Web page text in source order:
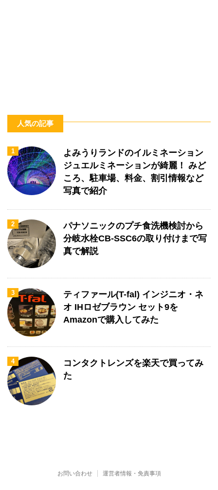
人気の記事
1
よみうりランドのイルミネーション
ジュエルミネーションが綺麗！ みど
ころ、駐車場、料金、割引情報など
写真で紹介
2
パナソニックのプチ食洗機検討から
分岐水栓CB-SSC6の取り付けまで写
真で解説
3
ティファール(T-fal) インジニオ・ネ
オ IHロゼブラウン セット9を
Amazonで購入してみた
4
コンタクトレンズを楽天で買ってみ
た
お問い合わせ 運営者情報・免責事項